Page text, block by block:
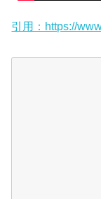
引用：https://